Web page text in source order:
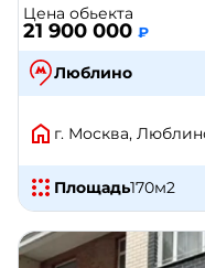
Цена обьекта
21 900 000 ₽
Люблино
г. Москва,
Площадь170м2